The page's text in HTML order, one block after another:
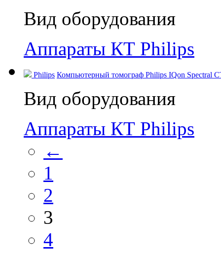
Вид оборудования
Аппараты КТ Philips
Philips Компьютерный томограф Philips IQon Spectral
Вид оборудования
Аппараты КТ Philips
←
1
2
3
4